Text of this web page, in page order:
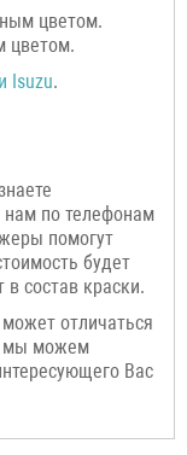
цветом.
цветом.
Isuzu.
нам по телефонам
помогут
будет
в состав краски.
отличаться
мы можем
Вас